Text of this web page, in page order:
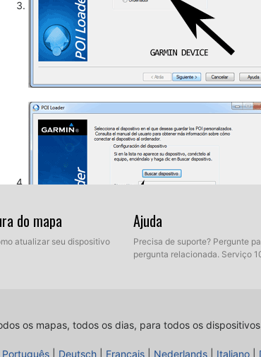
do mapa
atualizar seu dispositivo
Ajuda
Precisa de suporte? Pergunte
pergunta relacionada. Serviço
os mapas, todos os dias, para todos os dispositivos
Português Deutsch Français Nederlands Italiano